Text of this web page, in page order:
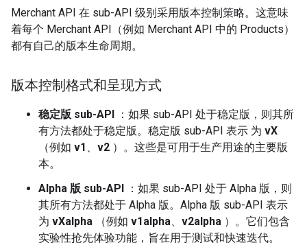
Merchant API 在 sub-API 级别采用版本控制策略。这意味
着每个 Merchant API（例如 Merchant API 中的 Products）
都有自己的版本生命周期。
版本控制格式和呈现方式
稳定版 sub-API ：如果 sub-API 处于稳定版，则其所
有方法都处于稳定版。稳定版 sub-API 表示 为 vX
（例如 v1 、 v2 ）。这些是可用于生产用途的主要版
本。
Alpha 版 sub-API ：如果 sub-API 处于 Alpha 版，则
其所有方法都处于 Alpha 版。Alpha 版 sub-API 表示
为 vXalpha （例如 v1alpha、 v2alpha ）。它们包含
实验性抢先体验功能，旨在用于测试和快速迭代。